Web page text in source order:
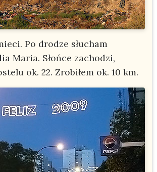
Po drodze słucham
Maria. Słońce zachodzi,
ok. 22. Zrobiłem ok. 10 km.